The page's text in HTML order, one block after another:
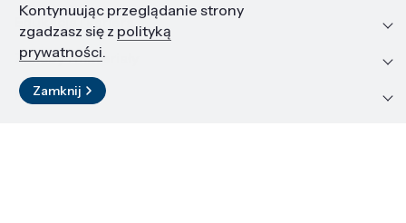
Edukacja i kariera
Zasoby i materiały
Kontakt
Kontynuując przeglądanie strony
zgadzasz się z polityką
prywatności.
Zamknij